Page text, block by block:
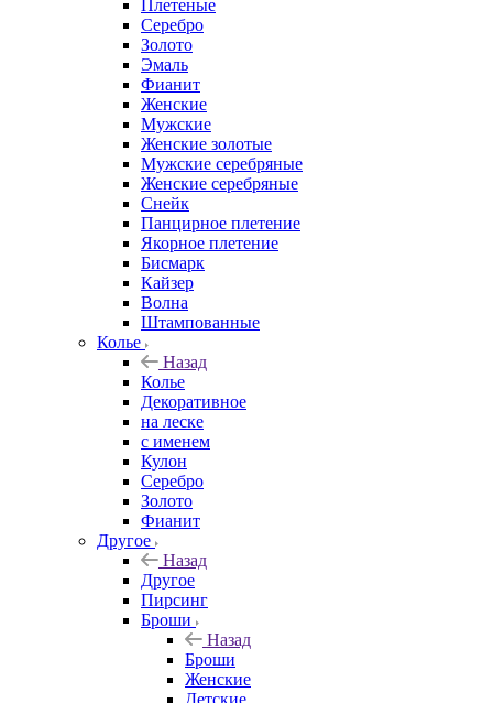
Плетеные
Серебро
Золото
Эмаль
Фианит
Женские
Мужские
Женские золотые
Мужские серебряные
Женские серебряные
Снейк
Панцирное плетение
Якорное плетение
Бисмарк
Кайзер
Волна
Штампованные
Колье
Назад
Колье
Декоративное
на леске
с именем
Кулон
Серебро
Золото
Фианит
Другое
Назад
Другое
Пирсинг
Броши
Назад
Броши
Женские
Детские